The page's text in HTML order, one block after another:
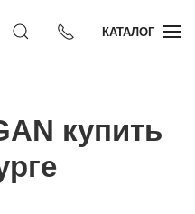
КАТАЛОГ
купить